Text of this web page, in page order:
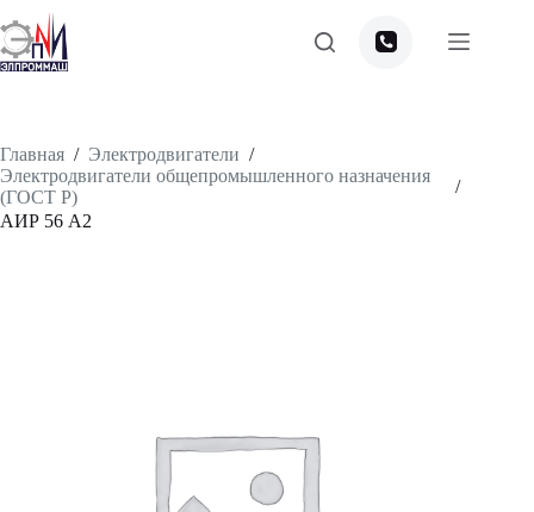
Перейти
к
сути
Главная / Электродвигатели /
Электродвигатели общепромышленного назначения
(ГОСТ Р)
/
АИР 56 А2